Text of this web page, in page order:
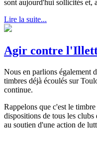
sont aujourd'hui sollicités et,
Lire la suite...
Agir contre
Nous en parlions également
timbres déjà écoulés sur
continue.
Rappelons que c'est le
dispositions de tous les
au soutien d'une action de